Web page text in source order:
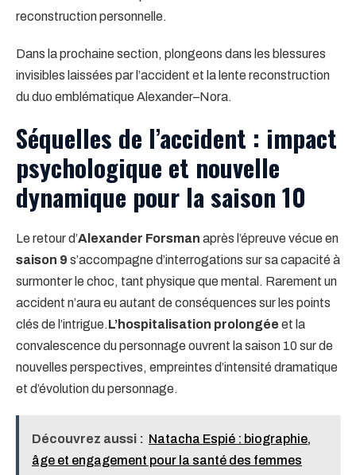
reconstruction personnelle.
Dans la prochaine section, plongeons dans les blessures
invisibles laissées par l’accident et la lente reconstruction
du duo emblématique Alexander–Nora.
Séquelles de l’accident : impact
psychologique et nouvelle
dynamique pour la saison 10
Le retour d’Alexander Forsman après l’épreuve vécue en
saison 9 s’accompagne d’interrogations sur sa capacité à
surmonter le choc, tant physique que mental. Rarement un
accident n’aura eu autant de conséquences sur les points
clés de l’intrigue.L’hospitalisation prolongée et la
convalescence du personnage ouvrent la saison 10 sur de
nouvelles perspectives, empreintes d’intensité dramatique
et d’évolution du personnage.
Découvrez aussi : Natacha Espié : biographie,
âge et engagement pour la santé des femmes